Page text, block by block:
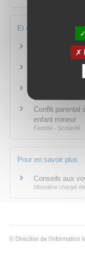
Et aussi
Voyager à
Étranger - Europe
Papiers -
Conflit parental
enfant mineur
Famille - Scolarité
Pour en savoir plus
Conseils aux
Ministère chargé
© Direction de l'information